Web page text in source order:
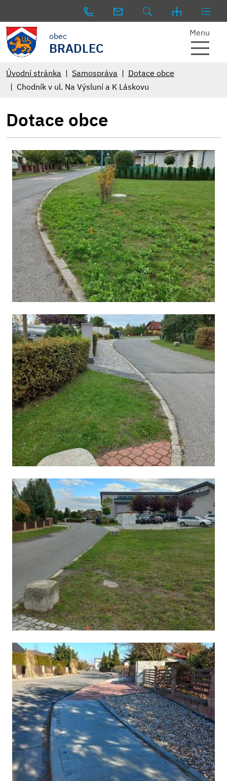
obec
BRADLEC
Menu
Úvodní stránka Samospráva
Dotace obce
Chodník v ul. Na Výsluní a K Láskovu
Dotace obce